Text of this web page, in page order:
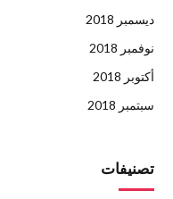
ديسمبر 2018
نوفمبر 2018
أكتوبر 2018
سبتمبر 2018
تصنيفات